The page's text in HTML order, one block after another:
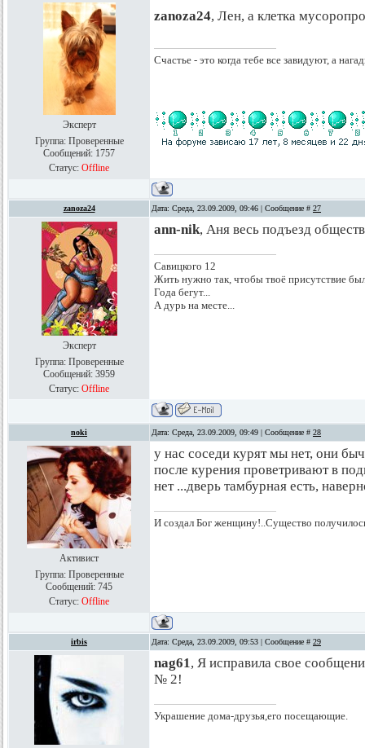
Эксперт
Группа: Проверенные
Сообщений: 1757
Статус: Offline
zanoza24, Лен, а клетка
Счастье - это когда тебе все завидуют, а
zanoza24 Дата: Среда, 23.09.2009, 09:46 | Сообщение # 27
Эксперт
Группа: Проверенные
Сообщений: 3959
Статус: Offline
ann-nik, Аня весь подъезд
Савицкого 12
Жить нужно так, чтобы твоё присутствие
Года бегут...
А дурь на месте...
noki Дата: Среда, 23.09.2009, 09:49 | Сообщение # 28
Активист
Группа: Проверенные
Сообщений: 745
Статус: Offline
у нас соседи курят мы нет, они
после курения проветривают в
нет ...дверь тамбурная есть,
И создал Бог женщину!..Существо
irbis Дата: Среда, 23.09.2009, 09:53 | Сообщение # 29
nag61, Я исправила свое
№ 2!
Украшение дома-друзья,его посещающие.